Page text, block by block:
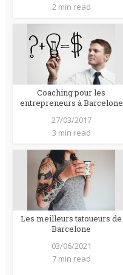
2 min read
Coaching pour les
entrepreneurs à Barcelone
27/03/2017
3 min read
Les meilleurs tatoueurs de
Barcelone
03/06/2021
7 min read